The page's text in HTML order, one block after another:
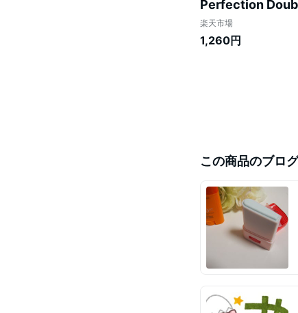
Perfection
ケア 夏コスメ
楽天市場
1,260円
この商品のブロ